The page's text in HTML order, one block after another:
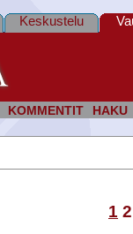
KOMMENTIT HAKU
Keskustelu
1 2